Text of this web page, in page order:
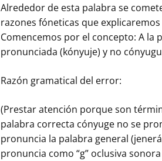
Alrededor de esta palabra se
razones fóneticas que
Comencemos por el concepto: A
pronunciada (kónyuje) y no
Razón gramatical del error:
(Prestar atención porque son
palabra correcta cónyuge no se
pronuncia la palabra general
pronuncia como “g” oclusiva